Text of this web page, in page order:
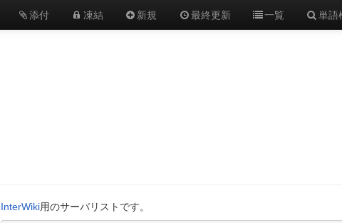
添付 凍結 新規 最終更新 一覧 単語
InterWiki用のサーバリストです。